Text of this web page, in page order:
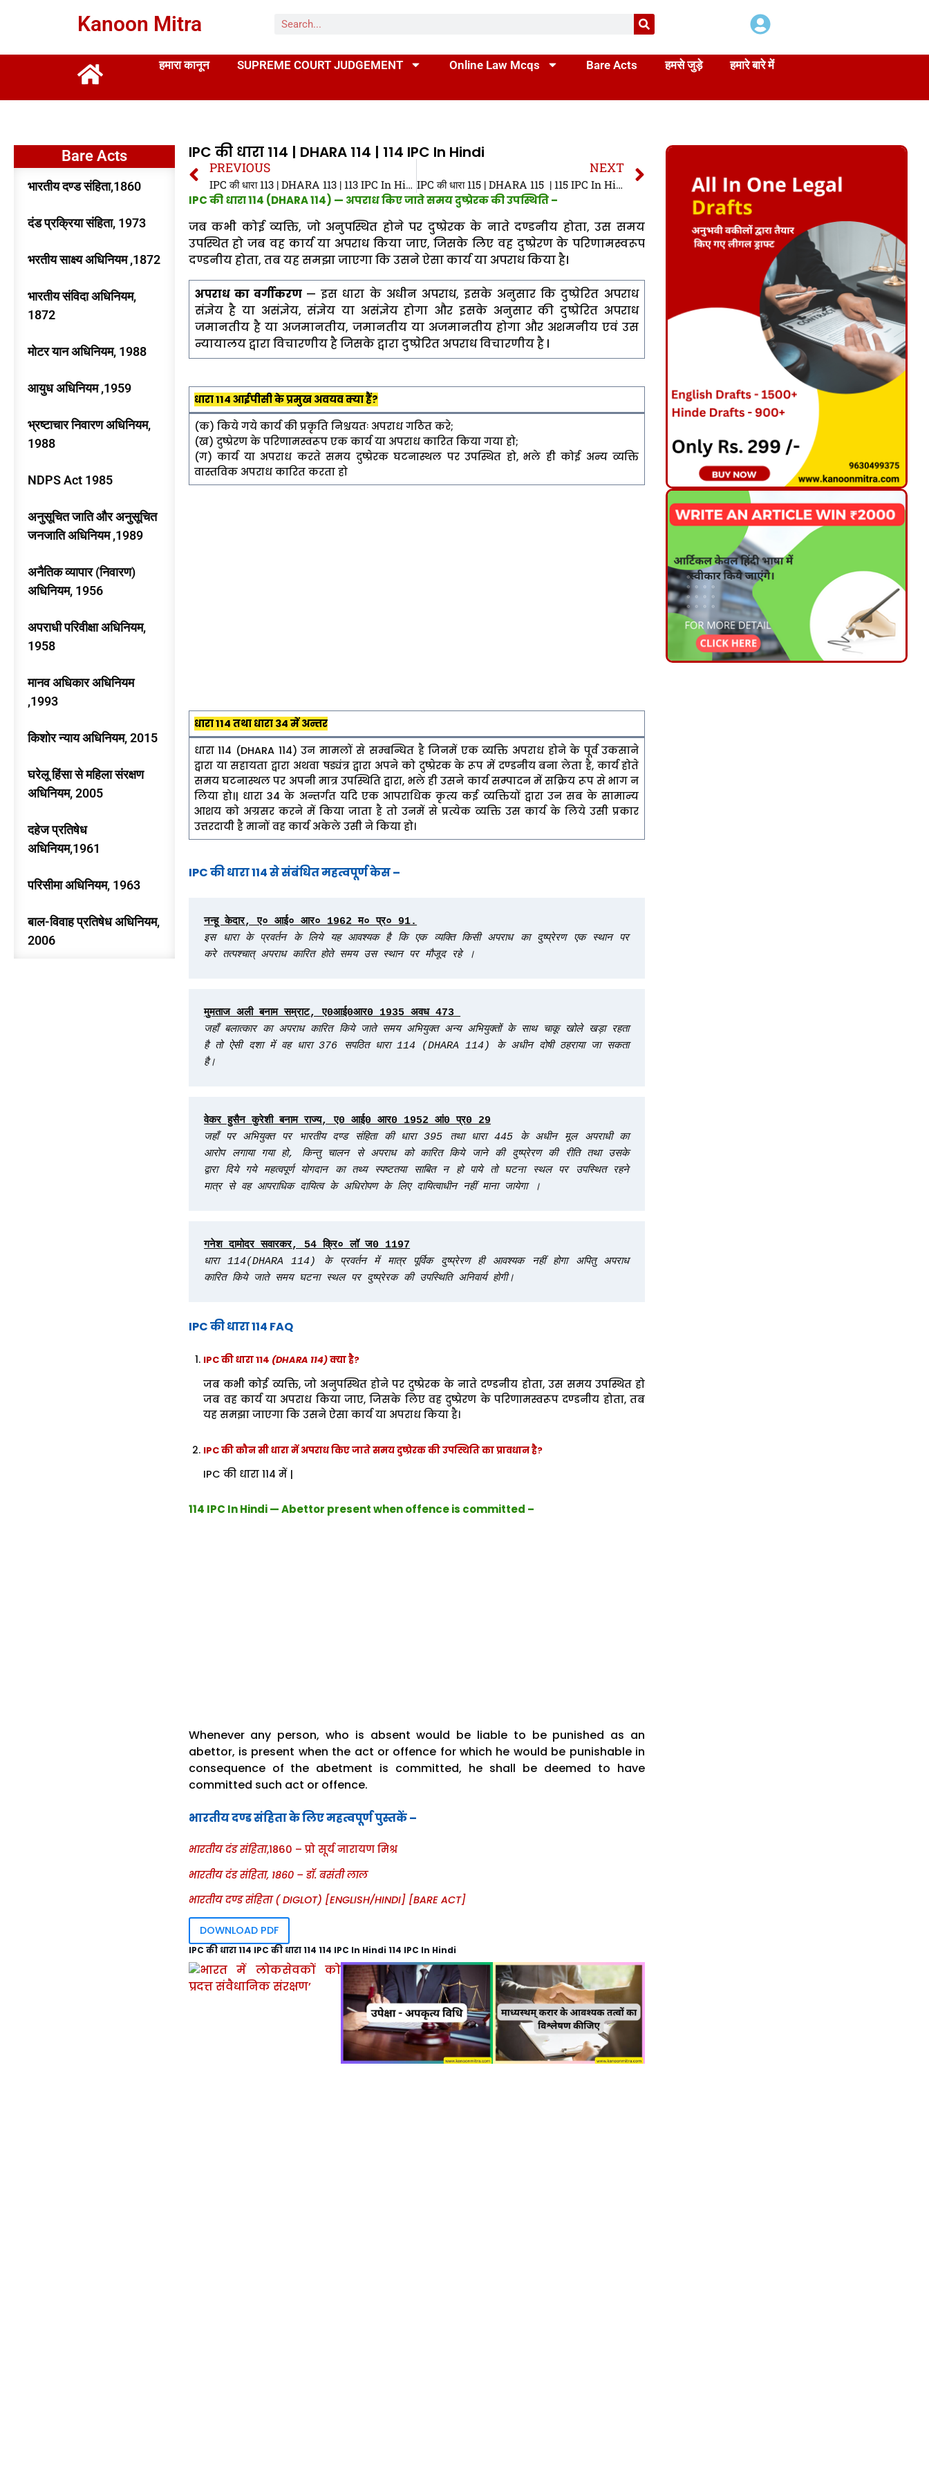
Kanoon Mitra
हमारा कानून SUPREME COURT JUDGEMENT Online Law Mcqs Bare Acts हमसे जुड़े हमारे बारे में
Bare Acts
भारतीय दण्ड संहिता,1860
दंड प्रक्रिया संहिता, 1973
भरतीय साक्ष्य अधिनियम ,1872
भारतीय संविदा अधिनियम,
1872
मोटर यान अधिनियम, 1988
आयुध अधिनियम ,1959
भ्रष्टाचार निवारण अधिनियम,
1988
NDPS Act 1985
अनुसूचित जाति और अनुसूचित
जनजाति अधिनियम ,1989
अनैतिक व्यापार (निवारण)
अधिनियम, 1956
अपराधी परिवीक्षा अधिनियम,
1958
मानव अधिकार अधिनियम
,1993
किशोर न्याय अधिनियम, 2015
घरेलू हिंसा से महिला संरक्षण
अधिनियम, 2005
दहेज प्रतिषेध
अधिनियम,1961
परिसीमा अधिनियम, 1963
बाल-विवाह प्रतिषेध अधिनियम,
2006
IPC की धारा 114 | DHARA 114 | 114 IPC In Hindi
PREVIOUS
IPC की धारा 113 | DHARA 113 | 113 IPC In Hindi
NEXT
IPC की धारा 115 | DHARA 115 | 115 IPC In Hindi
IPC की धारा 114 (DHARA 114) — अपराध किए जाते समय दुष्प्रेरक की उपस्थिति –
जब कभी कोई व्यक्ति, जो अनुपस्थित होने पर दुष्प्रेरक के नाते दण्डनीय होता, उस समय
उपस्थित हो जब वह कार्य या अपराध किया जाए, जिसके लिए वह दुष्प्रेरण के परिणामस्वरूप
दण्डनीय होता, तब यह समझा जाएगा कि उसने ऐसा कार्य या अपराध किया है।
अपराध का वर्गीकरण — इस धारा के अधीन अपराध, इसके अनुसार कि दुष्प्रेरित अपराध
संज्ञेय है या असंज्ञेय, संज्ञेय या असंज्ञेय होगा और इसके अनुसार की दुष्प्रेरित अपराध
जमानतीय है या अजमानतीय, जमानतीय या अजमानतीय होगा और अशमनीय एवं उस
न्यायालय द्वारा विचारणीय है जिसके द्वारा दुष्प्रेरित अपराध विचारणीय है l
धारा 114 आईपीसी के प्रमुख अवयव क्या हैं?
(क) किये गये कार्य की प्रकृति निश्चयतः अपराध गठित करे;
(ख) दुष्प्रेरण के परिणामस्वरूप एक कार्य या अपराध कारित किया गया हो;
(ग) कार्य या अपराध करते समय दुष्प्रेरक घटनास्थल पर उपस्थित हो, भले ही कोई अन्य व्यक्ति
वास्तविक अपराध कारित करता हो
धारा 114 तथा धारा 34 में अन्तर
धारा 114 (DHARA 114) उन मामलों से सम्बन्धित है जिनमें एक व्यक्ति अपराध होने के पूर्व उकसाने
द्वारा या सहायता द्वारा अथवा षड्यंत्र द्वारा अपने को दुष्प्रेरक के रूप में दण्डनीय बना लेता है, कार्य होते
समय घटनास्थल पर अपनी मात्र उपस्थिति द्वारा, भले ही उसने कार्य सम्पादन में सक्रिय रूप से भाग न
लिया हो।| धारा 34 के अन्तर्गत यदि एक आपराधिक कृत्य कई व्यक्तियों द्वारा उन सब के सामान्य
आशय को अग्रसर करने में किया जाता है तो उनमें से प्रत्येक व्यक्ति उस कार्य के लिये उसी प्रकार
उत्तरदायी है मानों वह कार्य अकेले उसी ने किया हो।
IPC की धारा 114 से संबंधित महत्वपूर्ण केस –
इस धारा के प्रवर्तन के लिये यह आवश्यक है कि एक व्यक्ति किसी अपराध का दुष्प्रेरण एक स्थान पर
करे तत्पश्चात् अपराध कारित होते समय उस स्थान पर मौजूद रहे ।
जहाँ बलात्कार का अपराध कारित किये जाते समय अभियुक्त अन्य अभियुक्तों के साथ चाकू खोले खड़ा रहता
है तो ऐसी दशा में वह धारा 376 सपठित धारा 114
(DHARA 114)
के अधीन दोषी ठहराया जा सकता
है।
जहाँ पर अभियुक्त पर भारतीय दण्ड संहिता की धारा 395 तथा धारा 445 के अधीन मूल अपराधी का
आरोप लगाया गया हो, किन्तु चालन से अपराध को कारित किये जाने की दुष्प्रेरण की रीति तथा उसके
द्वारा दिये गये महत्वपूर्ण योगदान का तथ्य स्पष्टतया साबित न हो पाये तो घटना स्थल पर उपस्थित रहने
मात्र से वह आपराधिक दायित्व के अधिरोपण के लिए दायित्वाधीन नहीं माना जायेगा ।
धारा 114(DHARA 114) के प्रवर्तन में मात्र पूर्विक दुष्प्रेरण ही आवश्यक नहीं होगा अपितु अपराध
कारित किये जाते समय घटना स्थल पर दुष्प्रेरक की उपस्थिति अनिवार्य होगी।
IPC की धारा 114 FAQ
IPC की धारा 114 (DHARA 114)क्या है?
जब कभी कोई व्यक्ति, जो अनुपस्थित होने पर दुष्प्रेरक के नाते दण्डनीय होता, उस समय उपस्थित हो
जब वह कार्य या अपराध किया जाए, जिसके लिए वह दुष्प्रेरण के परिणामस्वरूप दण्डनीय होता, तब
यह समझा जाएगा कि उसने ऐसा कार्य या अपराध किया है।
IPC की कौन सी धारा में अपराध किए जाते समय दुष्प्रेरक की उपस्थिति का प्रावधान है?
IPC की धारा 114 में |
114 IPC In Hindi — Abettor present when offence is committed –
Whenever any person, who is absent would be liable to be punished as an
abettor, is present when the act or offence for which he would be punishable in
consequence of the abetment is committed, he shall be deemed to have
committed such act or offence.
भारतीय दण्ड संहिता के लिए महत्वपूर्ण पुस्तकें –
भारतीय दंड संहिता,1860 – प्रो सूर्य नारायण मिश्र
भारतीय दंड संहिता, 1860 – डॉ. बसंती लाल
भारतीय दण्ड संहिता ( DIGLOT) [ENGLISH/HINDI] [BARE ACT]
DOWNLOAD PDF
IPC की धारा 114 IPC की धारा 114 114 IPC In Hindi 114 IPC In Hindi